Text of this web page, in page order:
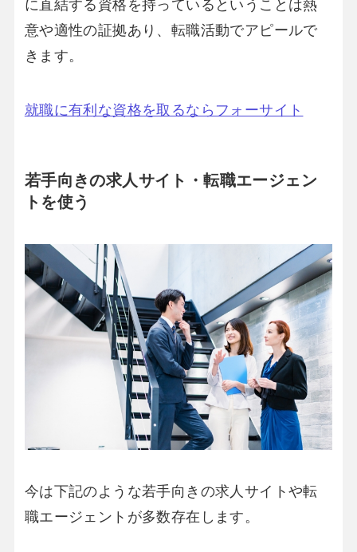
に直結する資格を持っているということは熱
意や適性の証拠あり、転職活動でアピールで
きます。
就職に有利な資格を取るならフォーサイト
若手向きの求人サイト・転職エージェン
トを使う
今は下記のような若手向きの求人サイトや転
職エージェントが多数存在します。